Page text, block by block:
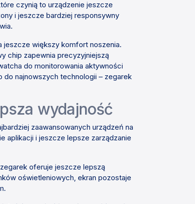
czynią to urządzenie jeszcze
i jeszcze bardziej responsywny
jeszcze większy komfort noszenia.
chip zapewnia precyzyjniejszą
do monitorowania aktywności
najnowszych technologii – zegarek
wydajność
zaawansowanych urządzeń na
aplikacji i jeszcze lepsze zarządzanie
oferuje jeszcze lepszą
oświetleniowych, ekran pozostaje